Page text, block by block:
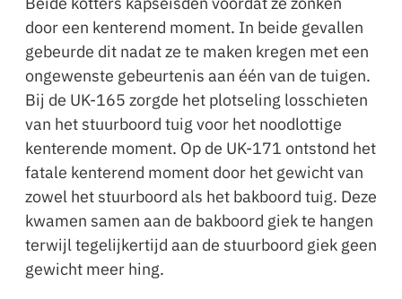
door een kenterend moment. In beide gevallen
gebeurde dit nadat ze te maken kregen met een
ongewenste gebeurtenis aan één van de tuigen.
Bij de UK-165 zorgde het plotseling losschieten
van het stuurboord tuig voor het noodlottige
kenterende moment. Op de UK-171 ontstond het
fatale kenterend moment door het gewicht van
zowel het stuurboord als het bakboord tuig. Deze
kwamen samen aan de bakboord giek te hangen
terwijl tegelijkertijd aan de stuurboord giek geen
gewicht meer hing.